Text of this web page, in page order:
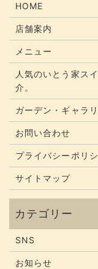
HOME
店舗案内
メニュー
人気のいとう家ス
介。
ガーデン・ギャラ
お問い合わせ
プライバシーポリ
サイトマップ
SNS
お知らせ